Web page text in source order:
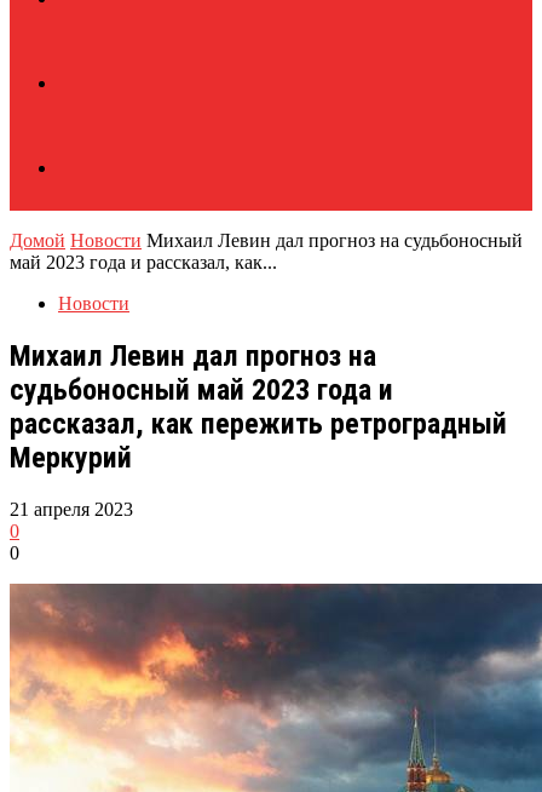
Домой Новости Михаил Левин дал прогноз на судьбоносный
май 2023 года и рассказал, как...
Новости
Михаил Левин дал прогноз на
судьбоносный май 2023 года и
рассказал, как пережить ретроградный
Меркурий
21 апреля 2023
0
0